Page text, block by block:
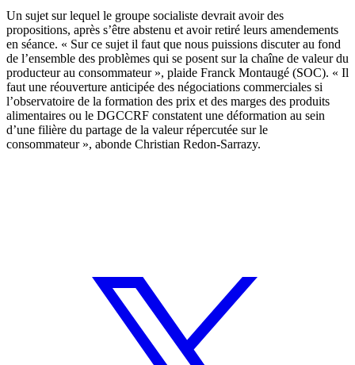
Un sujet sur lequel le groupe socialiste devrait avoir des
propositions, après s’être abstenu et avoir retiré leurs amendements
en séance. « Sur ce sujet il faut que nous puissions discuter au fond
de l’ensemble des problèmes qui se posent sur la chaîne de valeur du
producteur au consommateur », plaide Franck Montaugé (SOC). « Il
faut une réouverture anticipée des négociations commerciales si
l’observatoire de la formation des prix et des marges des produits
alimentaires ou le DGCCRF constatent une déformation au sein
d’une filière du partage de la valeur répercutée sur le
consommateur », abonde Christian Redon-Sarrazy.